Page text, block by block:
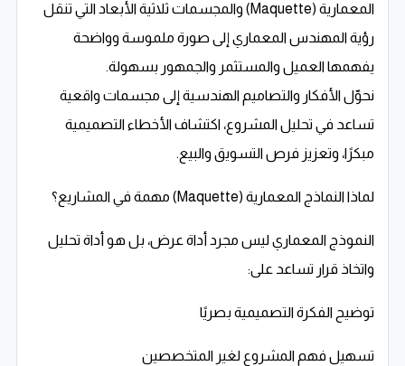
المعمارية (Maquette) والمجسمات ثلاثية الأبعاد التي تنقل
رؤية المهندس المعماري إلى صورة ملموسة وواضحة
يفهمها العميل والمستثمر والجمهور بسهولة.
نحوّل الأفكار والتصاميم الهندسية إلى مجسمات واقعية
تساعد في تحليل المشروع، اكتشاف الأخطاء التصميمية
مبكرًا، وتعزيز فرص التسويق والبيع.
لماذا النماذج المعمارية (Maquette) مهمة في المشاريع؟
النموذج المعماري ليس مجرد أداة عرض، بل هو أداة تحليل
واتخاذ قرار تساعد على:
توضيح الفكرة التصميمية بصريًا
تسهيل فهم المشروع لغير المتخصصين